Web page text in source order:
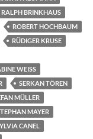
RALPH BRINKHAUS
ROBERT HOCHBAUM
RÜDIGER KRUSE
WEISS
SERKAN TÖREN
MÜLLER
MAYER
CANEL